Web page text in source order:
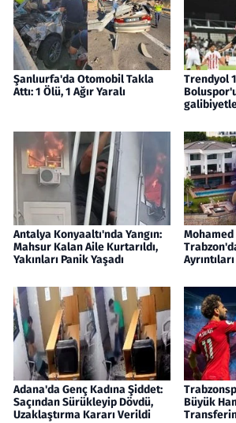
Şanlıurfa'da Otomobil Takla
Attı: 1 Ölü, 1 Ağır Yaralı
Trendyol
Antalya Konyaaltı'nda Yangın:
Mahsur Kalan Aile Kurtarıldı,
Yakınları Panik Yaşadı
Mohamed
Adana'da Genç Kadına Şiddet:
Saçından Sürükleyip Dövdü,
Uzaklaştırma Kararı Verildi
Büyük